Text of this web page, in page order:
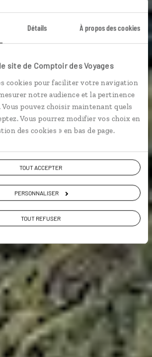
Détails À propos des cookies
site de Comptoir des Voyages
cookies pour faciliter votre navigation
notre audience et la pertinence
pouvez choisir maintenant quels
Vous pourrez modifier vos choix en
des cookies » en bas de page.
TOUT ACCEPTER
PERSONNALISER
TOUT REFUSER
de l’Express
côtier
Norvège, de Bergen à Kirkenes.
Voyager à l’essentiel
LA GALERIE PHOTOS